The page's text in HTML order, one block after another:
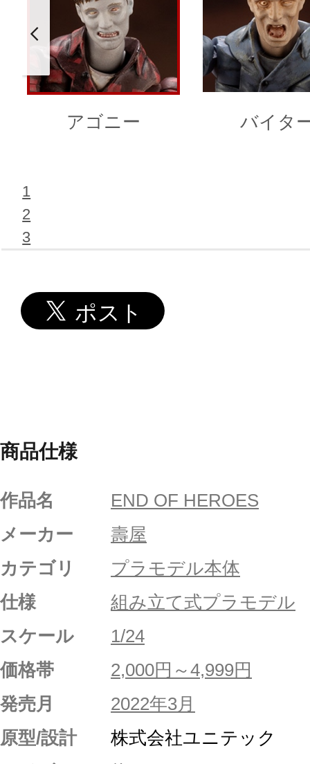
アゴニー バイタ
1
2
3
商品仕様
作品名
END OF HEROES
メーカー
壽屋
カテゴリ
プラモデル本体
仕様
組み立て式プラモデル
スケール
1/24
価格帯
2,000円～4,999円
発売月
2022年3月
原型/設計
株式会社ユニテック